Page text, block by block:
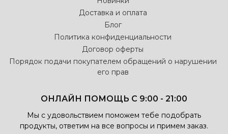
Доставка и оплата
Блог
Политика конфиденциальности
Договор оферты
Порядок подачи покупателем обращений о нарушении
его прав
ОНЛАЙН ПОМОЩЬ С 9:00 - 21:00
Мы с удовольствием поможем тебе подобрать
продукты, ответим на все вопросы и примем заказ.